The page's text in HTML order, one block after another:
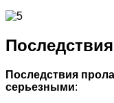
Последствия
серьезными: